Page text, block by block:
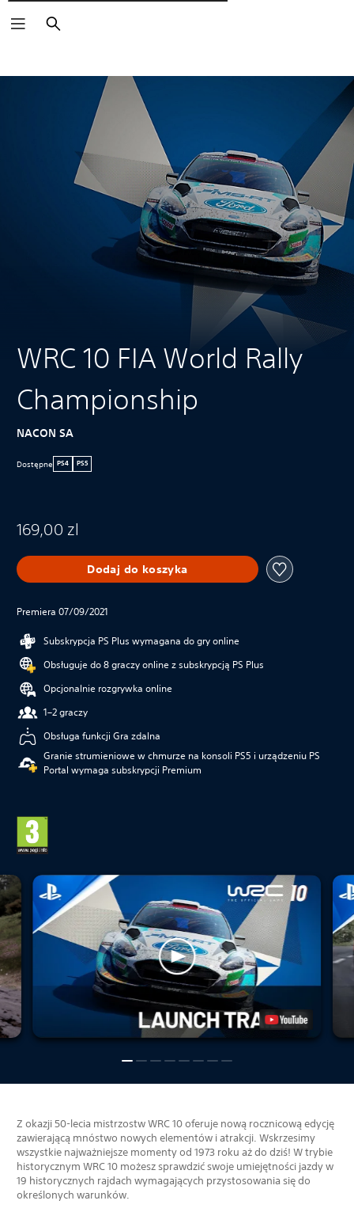
Wyszukaj
WRC 10 FIA World Rally
Championship
NACON SA
Dostępne PS4 PS5
169,00 zl
Dodaj do koszyka
Premiera 07/09/2021
Subskrypcja PS Plus wymagana do gry online
Obsługuje do 8 graczy online z subskrypcją PS Plus
Opcjonalnie rozgrywka online
1–2 graczy
Obsługa funkcji Gra zdalna
Granie strumieniowe w chmurze na konsoli PS5 i urządzeniu PS
Portal wymaga subskrypcji Premium
Z okazji 50-lecia mistrzostw WRC 10 oferuje nową rocznicową edycję
zawierającą mnóstwo nowych elementów i atrakcji. Wskrzesimy
wszystkie najważniejsze momenty od 1973 roku aż do dziś! W trybie
historycznym WRC 10 możesz sprawdzić swoje umiejętności jazdy w
19 historycznych rajdach wymagających przystosowania się do
określonych warunków.